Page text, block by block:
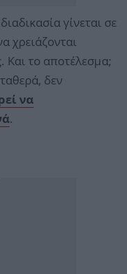
γίνεται σε
χρειάζονται
Και το αποτέλεσμα;
δεν
να
.